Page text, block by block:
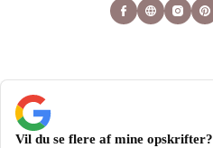
Vil du se flere af mine opskrifter?